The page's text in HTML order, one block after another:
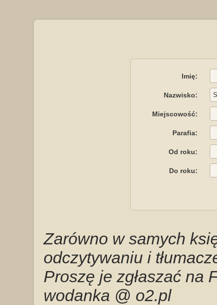
Imię:
Nazwisko:
Miejscowość:
Parafia:
Od roku:
Do roku:
Zarówno w samych
odczytywaniu i
Proszę je zgłaszać na
wodanka @ o2.pl